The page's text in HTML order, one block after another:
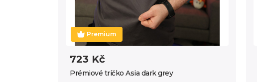
Premium
723 Kč
Prémiové tričko Asia dark grey